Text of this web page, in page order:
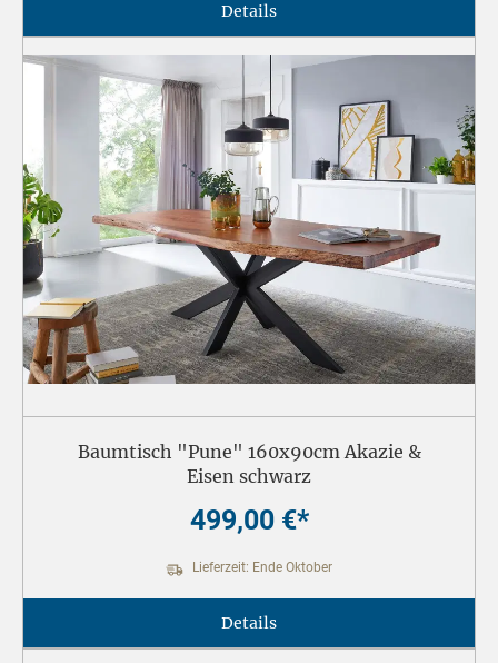
Details
Baumtisch "Pune" 160x90cm Akazie &
Eisen schwarz
499,00 €*
Lieferzeit: Ende Oktober
Details